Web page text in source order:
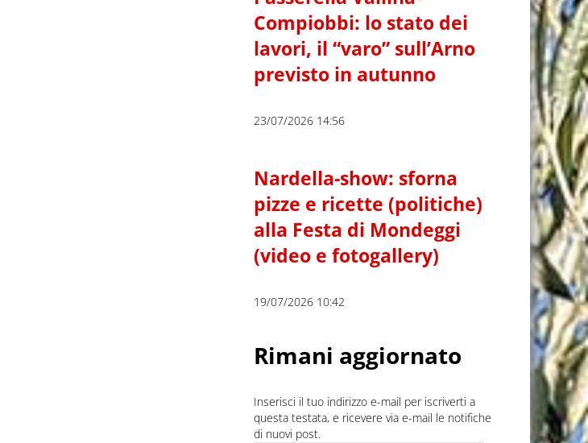
Compiobbi: lo stato dei
lavori, il “varo” sull’Arno
previsto in autunno
23/07/2026 14:56
Nardella-show: sforna
pizze e ricette (politiche)
alla Festa di Mondeggi
(video e fotogallery)
19/07/2026 10:42
Rimani aggiornato
Inserisci il tuo indirizzo e-mail per iscriverti a
questa testata, e ricevere via e-mail le notifiche
di nuovi post.